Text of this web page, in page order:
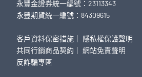
永豐金證券統一編號：23113343
永豐期貨統一編號：84309615
客戶資料保密措施
隱私權保護聲明
共同行銷商品契約
網站免責聲明
反詐騙專區